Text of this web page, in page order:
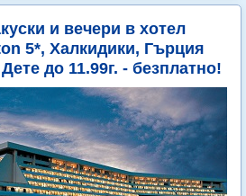
и вечери в хотел
5*, Халкидики, Гърция
до 11.99г. - безплатно!